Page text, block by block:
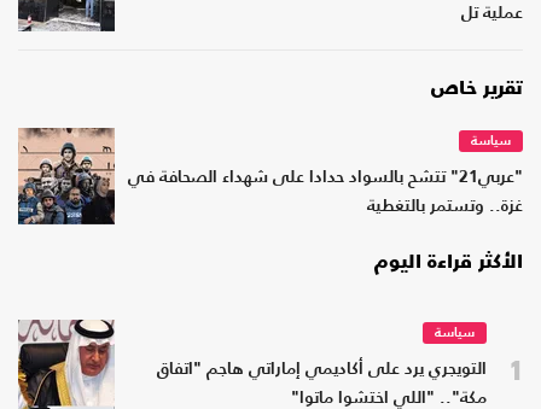
عملية تل
تقرير خاص
سياسة
"عربي21" تتشح بالسواد حدادا على شهداء الصحافة في
غزة.. وتستمر بالتغطية
الأكثر قراءة اليوم
1
سياسة
التويجري يرد على أكاديمي إماراتي هاجم "اتفاق
مكة".. "اللي اختشوا ماتوا"